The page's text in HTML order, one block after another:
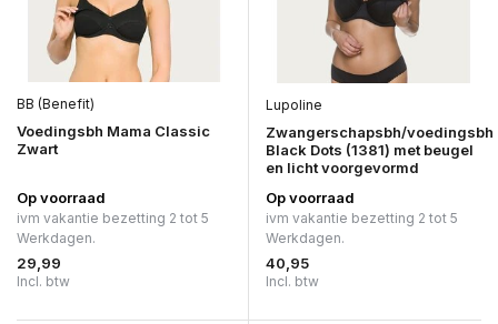
BB (Benefit)
Voedingsbh Mama Classic
Zwart
Op voorraad
ivm vakantie bezetting 2 tot 5
Werkdagen.
29,99
Incl. btw
Lupoline
Zwangerschapsbh/voedingsbh
Black Dots (1381) met beugel
en licht voorgevormd
Op voorraad
ivm vakantie bezetting 2 tot 5
Werkdagen.
40,95
Incl. btw